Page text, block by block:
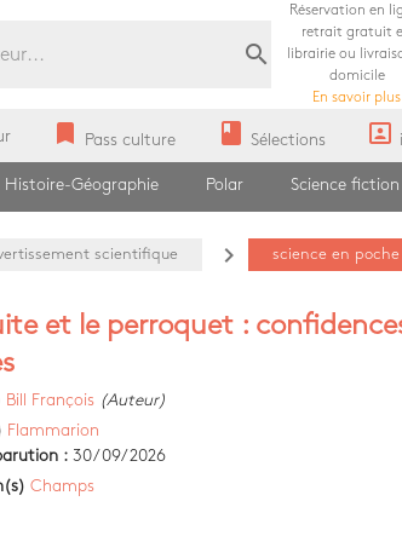
search
Réservation en
retrait gratuit
librairie ou
domicile
En savoir plus
bookmark Pass culture book Sélections portrait
Histoire-Géographie Polar Science fiction
scientifique navigate_next science en poche
et le perroquet :
Bill François (Auteur)
Flammarion
: 30/09/2026
Champs